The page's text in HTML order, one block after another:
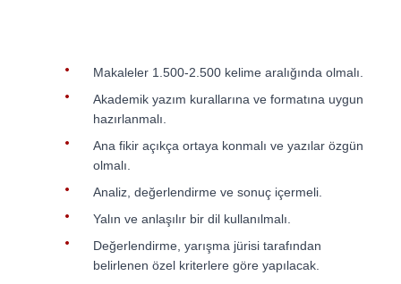
Makaleler 1.500-2.500 kelime aralığında olmalı.
Akademik yazım kurallarına ve formatına uygun
hazırlanmalı.
Ana fikir açıkça ortaya konmalı ve yazılar özgün
olmalı.
Analiz, değerlendirme ve sonuç içermeli.
Yalın ve anlaşılır bir dil kullanılmalı.
Değerlendirme, yarışma jürisi tarafından
belirlenen özel kriterlere göre yapılacak.